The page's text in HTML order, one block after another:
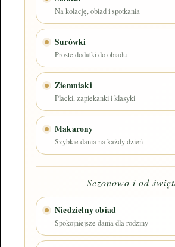
Na kolację, obiad i spotkania
Surówki
Proste dodatki do obiadu
Ziemniaki
Placki, zapiekanki i klasyki
Makarony
Szybkie dania na każdy dzień
Sezonowo i od
Niedzielny obiad
Spokojniejsze dania dla rodziny